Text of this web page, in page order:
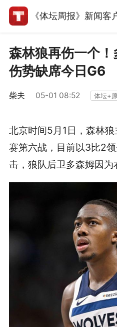
《体坛周报》新闻客
森林狼再伤一个
伤势缺席今日G6
柴夫 05-01 08:52 体坛+
北京时间5月1日，森林
赛第六战，目前以3比2
击，狼队后卫多森姆因为